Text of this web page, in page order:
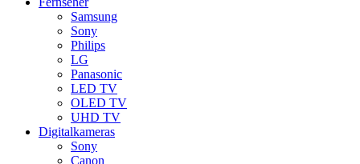
Samsung
Sony
Philips
LG
Panasonic
LED TV
OLED TV
UHD TV
Digitalkameras
Sony
Canon